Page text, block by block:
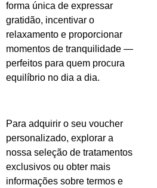
forma única de expressar
gratidão, incentivar o
relaxamento e proporcionar
momentos de tranquilidade —
perfeitos para quem procura
equilíbrio no dia a dia.
Para adquirir o seu voucher
personalizado, explorar a
nossa seleção de tratamentos
exclusivos ou obter mais
informações sobre termos e